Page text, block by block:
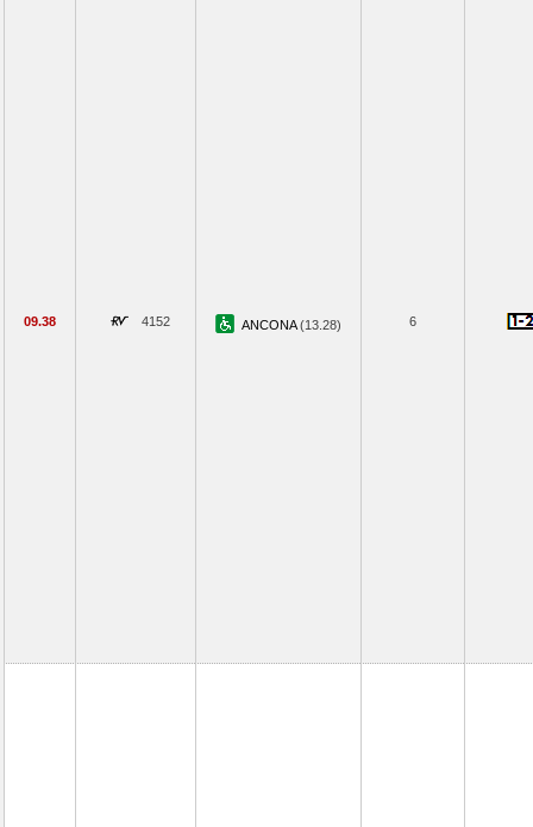
09.38 4152 ANCONA(13.28) 6